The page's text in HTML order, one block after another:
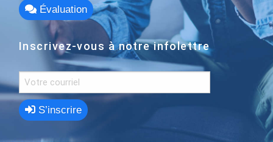
Évaluation
Inscrivez-vous à notre infolettre
S’inscrire